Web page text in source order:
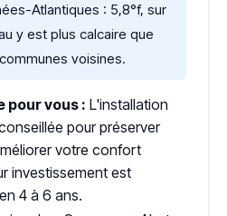
Atlantiques : 5,8°f, sur
y est plus calcaire que
voisines.
pour vous : L'installation
pour préserver
votre confort
investissement est
4 à 6 ans.